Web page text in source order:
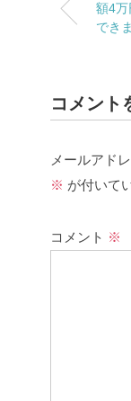
額4万
でき
コメント
メールアド
※ が付いて
コメント ※